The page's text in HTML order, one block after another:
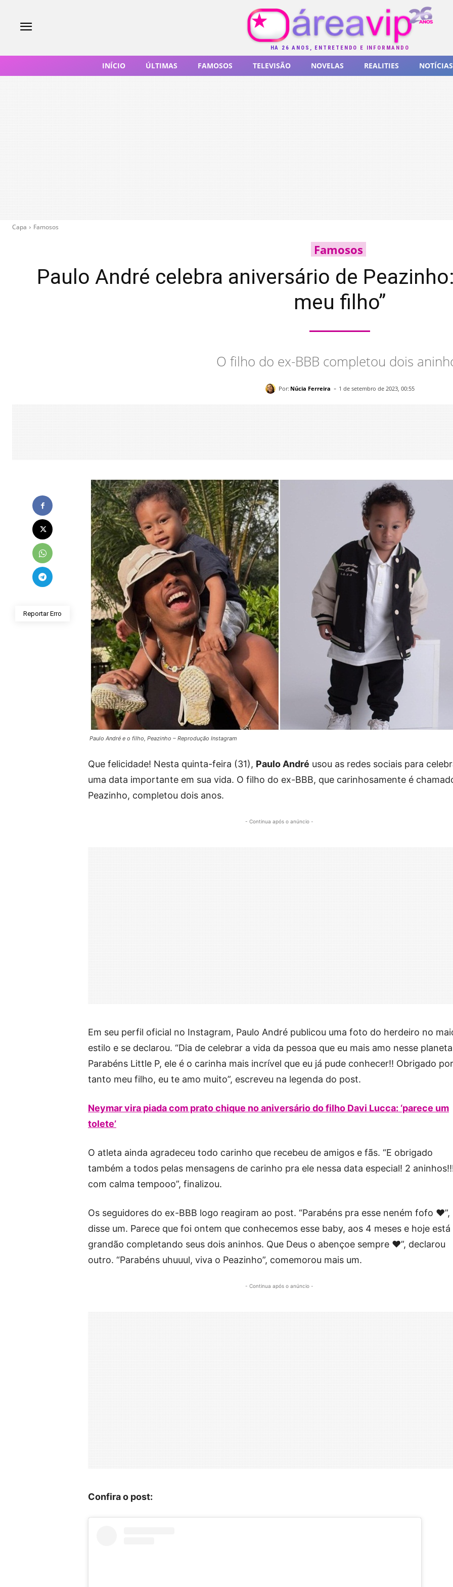
HÁ 26 ANOS, ENTRETENDO E INFORMANDO
INÍCIO ÚLTIMAS FAMOSOS TELEVISÃO NOVELAS REALITIES NOTÍCIAS
Capa Famosos
Famosos
Paulo André celebra aniversário de
meu filho”
O filho do ex-BBB completou dois
Por: Núcia Ferreira - 1 de setembro de 2023, 00:55
Reportar Erro
Paulo André e o filho, Peazinho – Reprodução Instagram
Que felicidade! Nesta quinta-feira (31), Paulo André usou as redes sociais para
uma data importante em sua vida. O filho do ex-BBB, que carinhosamente é
Peazinho, completou dois anos.
- Continua após o anúncio -
Em seu perfil oficial no Instagram, Paulo André publicou uma foto do herdeiro no
estilo e se declarou. “Dia de celebrar a vida da pessoa que eu mais amo nesse
Parabéns Little P, ele é o carinha mais incrível que eu já pude conhecer!! Obrigado por
tanto meu filho, eu te amo muito”, escreveu na legenda do post.
Neymar vira piada com prato chique no aniversário do filho Davi Lucca: ‘parece um
tolete’
O atleta ainda agradeceu todo carinho que recebeu de amigos e fãs. “E obrigado
também a todos pelas mensagens de carinho pra ele nessa data especial! 2
com calma tempooo”, finalizou.
Os seguidores do ex-BBB logo reagiram ao post. “Parabéns pra esse neném fofo ❤”,
disse um. Parece que foi ontem que conhecemos esse baby, aos 4 meses e hoje está
grandão completando seus dois aninhos. Que Deus o abençoe sempre ❤”, declarou
outro. “Parabéns uhuuul, viva o Peazinho”, comemorou mais um.
- Continua após o anúncio -
Confira o post: